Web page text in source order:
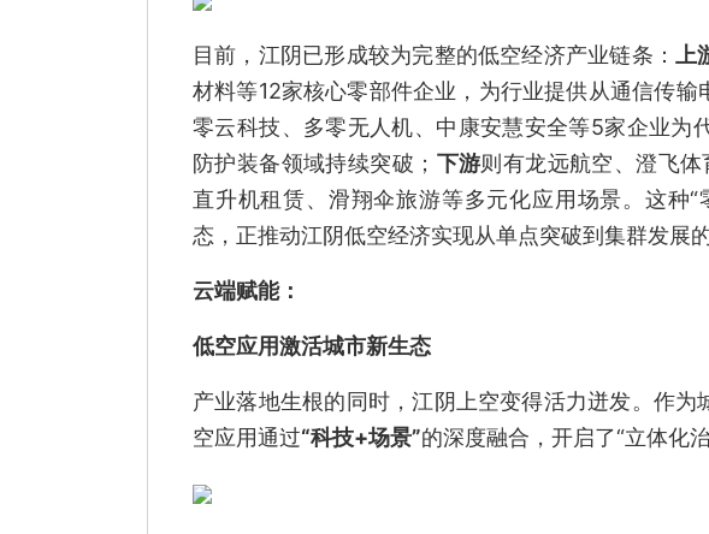
目前，江阴已形成较为完整的低空经济产业链条： 上
材料等12家核心零部件企业，为行业提供从通信传输
零云科技、多零无人机、中康安慧安全等5家企业为
防护装备领域持续突破； 下游则有龙远航空、澄飞
直升机租赁、滑翔伞旅游等多元化应用场景。这
态，正推动江阴低空经济实现从单点突破到集群发展
云端赋能：
低空应用激活城市新生态
产业落地生根的同时，江阴上空变得活力迸发。作
空应用通过“科技+场景”的深度融合，开启了“立体化